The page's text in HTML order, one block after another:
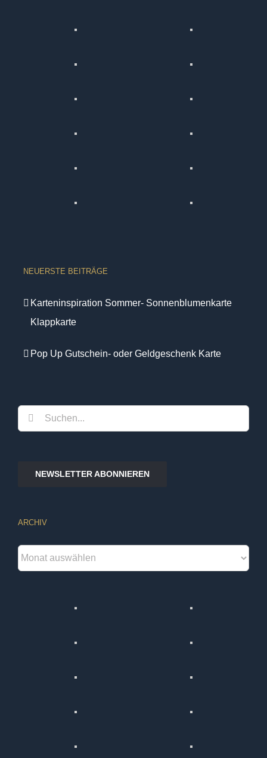
NEUERSTE BEITRÄGE
Karteninspiration Sommer- Sonnenblumenkarte
Klappkarte
Pop Up Gutschein- oder Geldgeschenk Karte
Suche
nach:
NEWSLETTER ABONNIEREN
ARCHIV
Archiv